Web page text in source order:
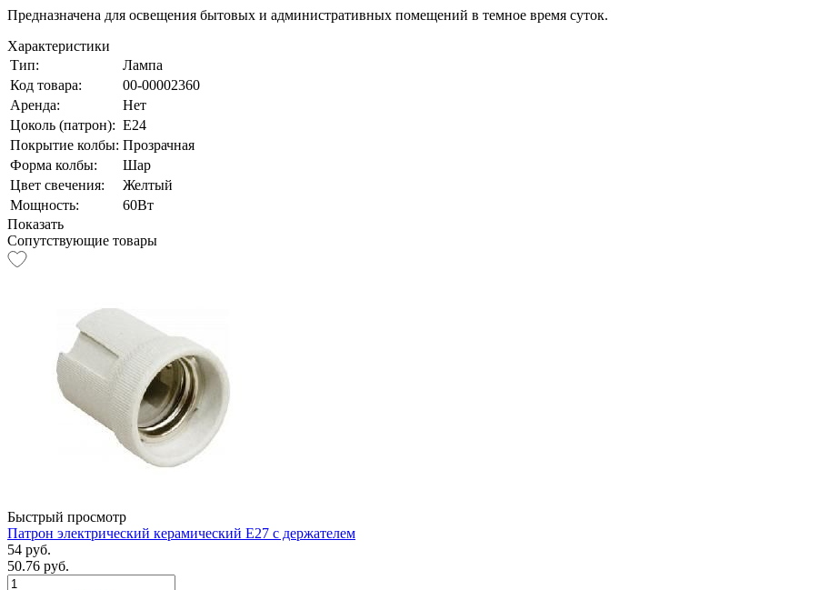
Предназначена для освещения бытовых и административных помещений в темное время суток.
Характеристики
Тип:
Лампа
Код товара:
00-00002360
Аренда:
Нет
Цоколь (патрон): Е24
Покрытие колбы: Прозрачная
Форма колбы:
Шар
Цвет свечения:
Желтый
Мощность:
60Вт
Показать
Сопутствующие товары
Быстрый просмотр
Патрон электрический керамический Е27 с держателем
54 руб.
50.76 руб.